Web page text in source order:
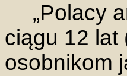
„Polacy
ciągu 12 lat
osobnikom